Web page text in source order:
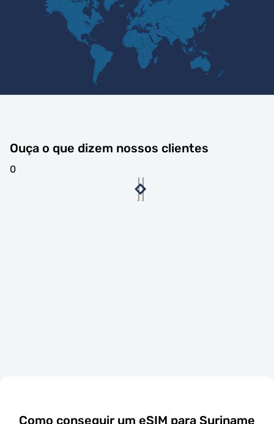
Ouça o que dizem nossos clientes
0
Como conseguir um eSIM para Suriname